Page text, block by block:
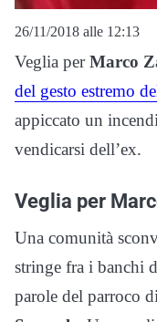
26/11/2018 alle 12:13
Veglia perMarco
del gesto estremo
appiccato un
vendicarsi dell’ex.
Veglia per
Una comunità
stringe fra i banchi
parole del parroco